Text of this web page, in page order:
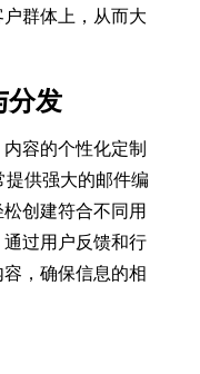
群体上，从而大
分发
容的个性化定制
提供强大的邮件编
创建符合不同用
过用户反馈和行
，确保信息的相